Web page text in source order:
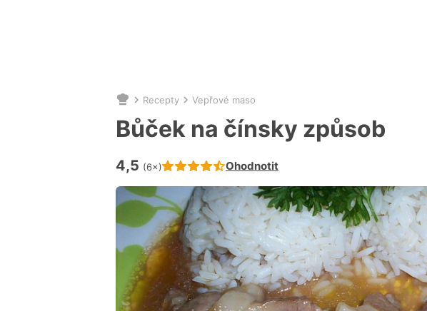
Nacházíte
se
zde:
Recepty Vepřové maso
Bůček na čínsky způsob
Hodnocení receptu je
4,5 (6×) Ohodnotit